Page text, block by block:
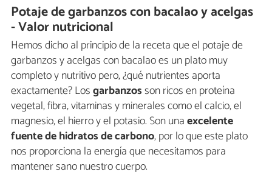
Potaje de garbanzos con bacalao y acelgas
- Valor nutricional
Hemos dicho al principio de la receta que el potaje de
garbanzos y acelgas con bacalao es un plato muy
completo y nutritivo pero, ¿qué nutrientes aporta
exactamente? Losgarbanzosson ricos en proteína
vegetal, fibra, vitaminas y minerales como el calcio, el
magnesio, el hierro y el potasio. Son unaexcelente
fuente de hidratos de carbono, por lo que este plato
nos proporciona la energía que necesitamos para
mantener sano nuestro cuerpo.